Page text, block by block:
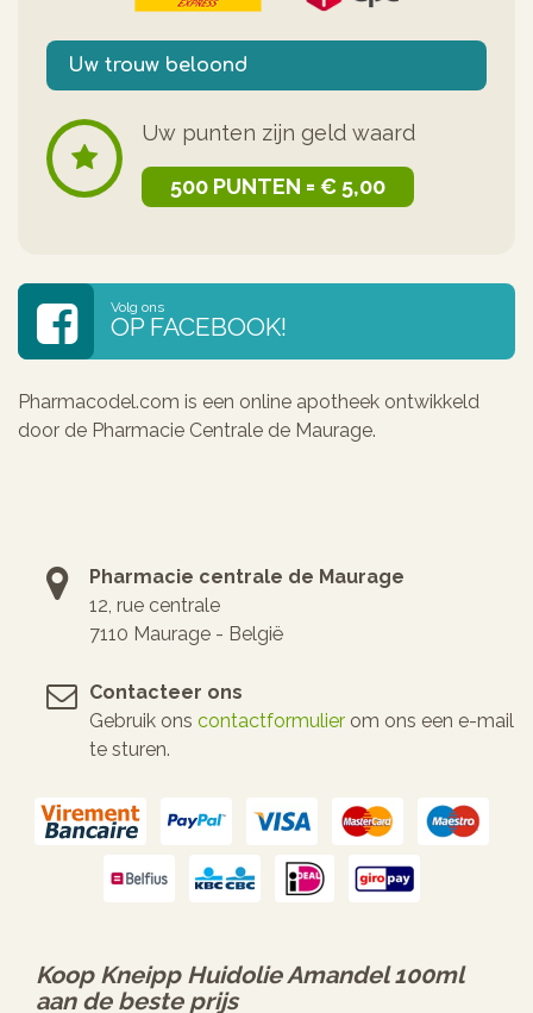
Uw trouw beloond
Uw punten zijn geld waard
500 PUNTEN = € 5,00
Volg ons
OP FACEBOOK!
Pharmacodel.com is een online apotheek ontwikkeld
door de Pharmacie Centrale de Maurage.
Pharmacie centrale de Maurage
12, rue centrale
7110 Maurage - België
Contacteer ons
Gebruik ons contactformulier om ons een e-mail
te sturen.
Koop Kneipp Huidolie Amandel 100ml
aan de beste prijs